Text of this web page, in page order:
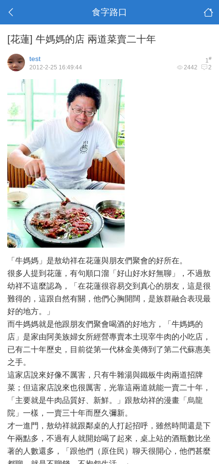
食字路口
[花蓮] 牛媽媽的店 兩道菜賣二十年
1#
test
2442 2
2012-2-25 16:49:44
「牛媽媽」是敖幼祥在花蓮與朋友們聚會的好所在。
很多人提到花蓮，有句順口溜「好山好水好無聊」，不過敖
幼祥不這麼認為，「在花蓮很容易交到真心的朋友，這是很
難得的，這跟自然有關，他們心胸開闊，是族群融合表現最
好的地方。」
而牛媽媽就是他跟朋友們聚會喝酒的好地方，「牛媽媽的
店」是家由阿美族婦女所經營專賣本土現宰牛肉的小吃店，
已有二十年歷史，目前從第一代林金美傳到了第二代蘇惠美
之手。
這家店說來好像不厲害，只有牛雜湯與鐵板牛肉兩道招牌
菜；但這家店說來也很厲害，光靠這兩道就能一賣二十年，
「主要就是牛肉品質好、新鮮。」跟敖幼祥的漫畫「烏龍
院」一樣，一賣三十年而歷久彌新。
才一進門，敖幼祥就跟鄰桌的人打起招呼，雖然時間還是下
午兩點多，不過有人就開始喝了起來，桌上站的酒瓶數比坐
著的人數還多，「跟他們（原住民）聊天很開心，他們甚麼